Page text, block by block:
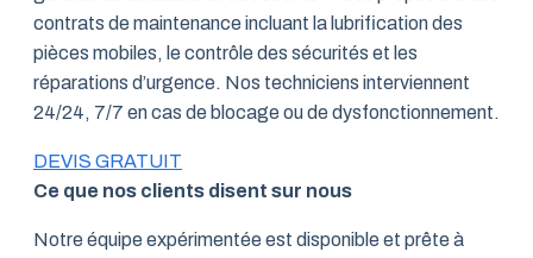
contrats de maintenance incluant la lubrification des
pièces mobiles, le contrôle des sécurités et les
réparations d’urgence. Nos techniciens interviennent
24/24, 7/7 en cas de blocage ou de dysfonctionnement.
DEVIS GRATUIT
Ce que nos clients disent sur nous
Notre équipe expérimentée est disponible et prête à